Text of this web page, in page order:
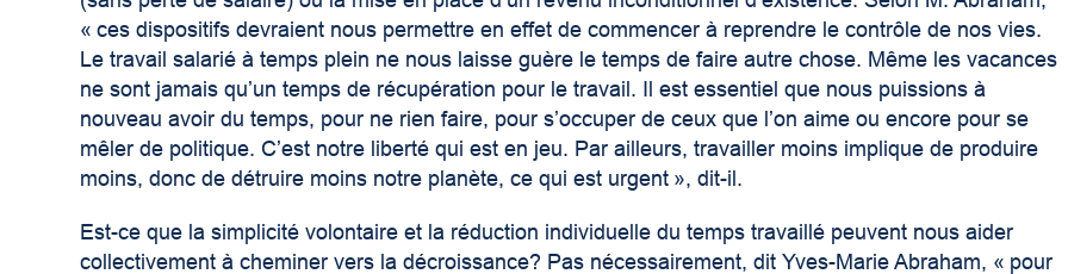
« ces dispositifs devraient nous permettre en effet de commencer à reprendre le contrôle de nos vies.
Le travail salarié à temps plein ne nous laisse guère le temps de faire autre chose. Même les vacances
ne sont jamais qu’un temps de récupération pour le travail. Il est essentiel que nous puissions à
nouveau avoir du temps, pour ne rien faire, pour s’occuper de ceux que l’on aime ou encore pour se
mêler de politique. C’est notre liberté qui est en jeu. Par ailleurs, travailler moins implique de produire
moins, donc de détruire moins notre planète, ce qui est urgent », dit-il.
Est-ce que la simplicité volontaire et la réduction individuelle du temps travaillé peuvent nous aider
collectivement à cheminer vers la décroissance? Pas nécessairement, dit Yves-Marie Abraham, « pour